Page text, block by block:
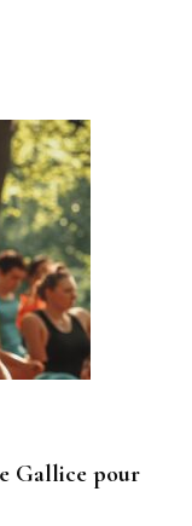
Gallice pour